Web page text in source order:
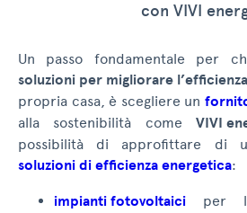
con VIVI
Un passo fondamentale per
soluzioni per migliorare
propria casa, è scegliere un
alla sostenibilità come VIVI
possibilità di approfittare di
soluzioni di efficienza energetica:
impianti fotovoltaici per